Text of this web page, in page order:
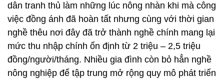
dân tranh thủ làm những lúc nông nhàn khi mà công
việc đồng ánh đã hoàn tất nhưng cùng với thời gian
nghề thêu nơi đây đã trở thành nghề chính mang lại
mức thu nhập chính ổn định từ 2 triệu – 2,5 triệu
đồng/người/tháng. Nhiều gia đình còn bỏ hẳn nghề
nông nghiệp để tập trung mở rộng quy mô phát triển